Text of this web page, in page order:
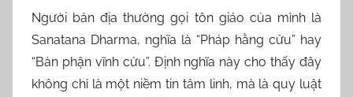
Người bản địa thường gọi tôn giáo của mình là
Sanatana Dharma, nghĩa là “Pháp hằng cửu” hay
“Bản phận vĩnh cửu”. Định nghĩa này cho thấy đây
không chỉ là một niềm tin tâm linh, mà là quy luật